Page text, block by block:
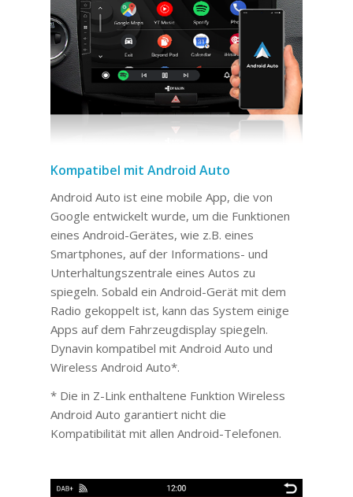
Kompatibel mit Android Auto
Android Auto ist eine mobile App, die von
Google entwickelt wurde, um die Funktionen
eines Android-Gerätes, wie z.B. eines
Smartphones, auf der Informations- und
Unterhaltungszentrale eines Autos zu
spiegeln. Sobald ein Android-Gerät mit dem
Radio gekoppelt ist, kann das System einige
Apps auf dem Fahrzeugdisplay spiegeln.
Dynavin kompatibel mit Android Auto und
Wireless Android Auto*.
* Die in Z-Link enthaltene Funktion Wireless
Android Auto garantiert nicht die
Kompatibilität mit allen Android-Telefonen.